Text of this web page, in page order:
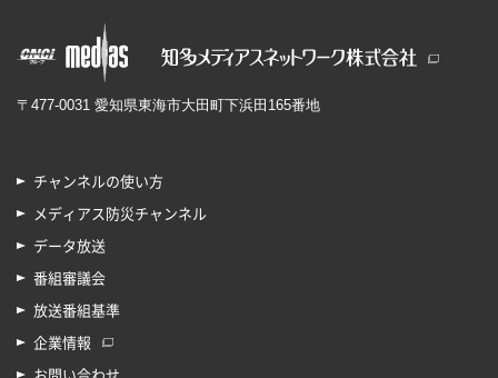
〒477-0031 愛知県東海市大田町下浜田165番地
チャンネルの使い方
メディアス防災チャンネル
データ放送
番組審議会
放送番組基準
企業情報
お問い合わせ